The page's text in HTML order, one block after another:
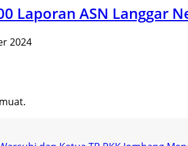
Laporan ASN Langgar
2024